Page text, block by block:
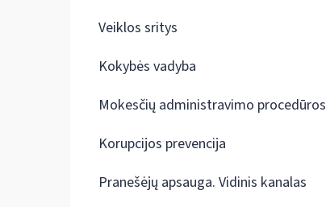
Veiklos sritys
Kokybės vadyba
Mokesčių administravimo procedūros
Korupcijos prevencija
Pranešėjų apsauga. Vidinis kanalas